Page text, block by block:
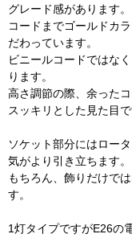
グレード感があります。
コードまでゴールドカ
だわっています。
ビニールコードではな
ります。
高さ調節の際、余った
スッキリとした見た目で
ソケット部分にはロー
気がより引き立ちます。
もちろん、飾りだけで
す。
1灯タイプですがE26の